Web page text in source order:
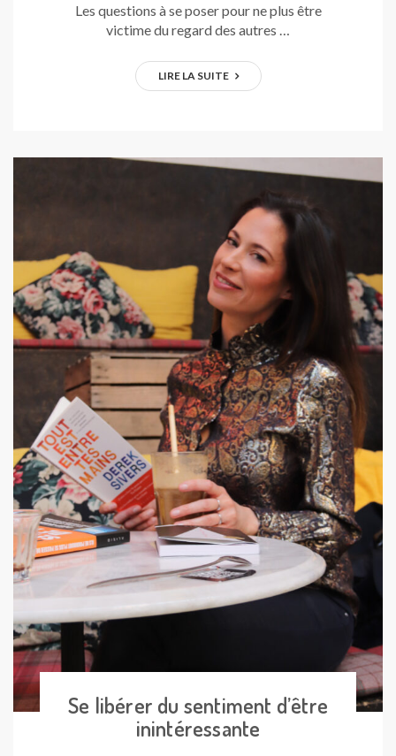
Les questions à se poser pour ne plus être
victime du regard des autres …
LIRE LA SUITE
Se libérer du sentiment d’être
inintéressante